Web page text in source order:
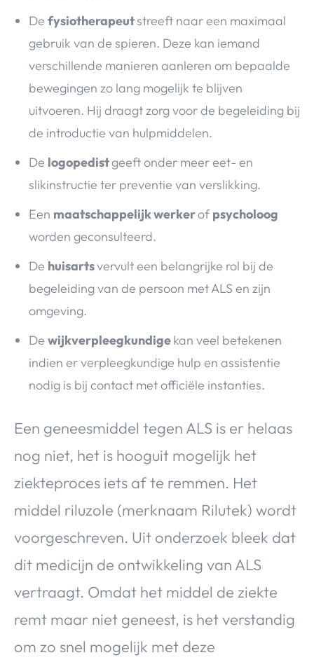
De fysiotherapeutstreeft naar een maximaal
gebruik van de spieren. Deze kan iemand
verschillende manieren aanleren om bepaalde
bewegingen zo lang mogelijk te blijven
uitvoeren. Hij draagt zorg voor de begeleiding bij
de introductie van hulpmiddelen.
De logopedistgeeft onder meer eet- en
slikinstructie ter preventie van verslikking.
Een maatschappelijk werkerofpsycholoog
worden geconsulteerd.
De huisartsvervult een belangrijke rol bij de
begeleiding van de persoon met ALS en zijn
omgeving.
De wijkverpleegkundigekan veel betekenen
indien er verpleegkundige hulp en assistentie
nodig is bij contact met officiële instanties.
Een geneesmiddel tegen ALS is er helaas
nog niet, het is hooguit mogelijk het
ziekteproces iets af te remmen. Het
middel riluzole (merknaam Rilutek) wordt
voorgeschreven. Uit onderzoek bleek dat
dit medicijn de ontwikkeling van ALS
vertraagt. Omdat het middel de ziekte
remt maar niet geneest, is het verstandig
om zo snel mogelijk met deze